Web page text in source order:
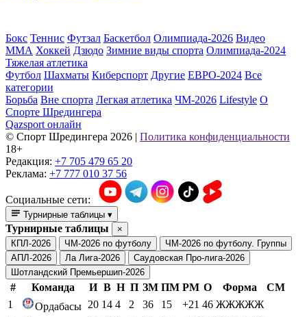
Бокс Теннис Футзал Баскетбол Олимпиада-2026 Видео
ММА Хоккей Дзюдо Зимние виды спорта Олимпиада-2024
Тяжелая атлетика
Футбол Шахматы Киберспорт Другие ЕВРО-2024 Все
категории
Борьба Вне спорта Легкая атлетика ЧМ-2026 Lifestyle О
Спорте Шредингера
Qazsport онлайн
© Cпорт Шредингера 2026 | Политика конфиденциальности
18+
Редакция: +7 705 479 65 20
Реклама: +7 777 010 37 56
Социальные сети:
Турнирные таблицы ▾
Турнирные таблицы
×
КПЛ-2026
ЧМ-2026 по футболу
ЧМ-2026 по футболу. Группы
АПЛ-2026
Ла Лига-2026
Саудовская Про-лига-2026
Шотландский Премьершип-2026
# Команда И В Н П ЗМ ПМ РМ О Форма
СМ
1
Ордабасы 20 14 4 2 36 15 +21 46 ЖЖЖЖЖ